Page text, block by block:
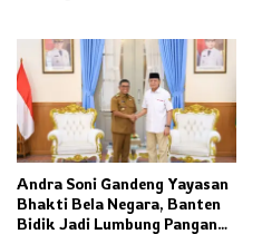
Pelestarian Budaya
Andra Soni Gandeng Yayasan
Bhakti Bela Negara, Banten
Bidik Jadi Lumbung Pangan